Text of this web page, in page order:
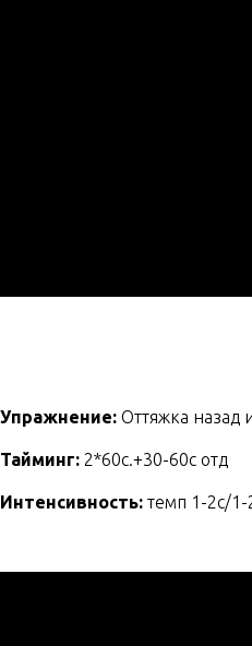
Упражнение: Оттяжка назад
Тайминг: 2*60с.+30-60с отд
Интенсивность: темп 1-2с/1-